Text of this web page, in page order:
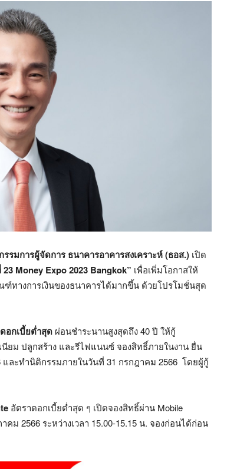
รมการผู้จัดการ ธนาคารอาคารสงเคราะห์ (ธอส.) เปิด
Money Expo 2023 Bangkok” เพื่อเพิ่มโอกาสให้
ทางการเงินของธนาคารได้มากขึ้น ด้วยโปรโมชั่นสุด
อกเบี้ยต่ำสุด ผ่อนชำระนานสูงสุดถึง 40 ปี ให้กู้
ม ปลูกสร้าง และรีไฟแนนซ์ จองสิทธิ์ภายในงาน ยื่น
ะทำนิติกรรมภายในวันที่ 31 กรกฎาคม 2566 โดยผู้กู้
อัตราดอกเบี้ยต่ำสุด ๆ เปิดจองสิทธิ์ผ่าน Mobile
ม 2566 ระหว่างเวลา 15.00-15.15 น. จองก่อนได้ก่อน